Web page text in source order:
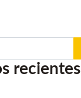
recientes